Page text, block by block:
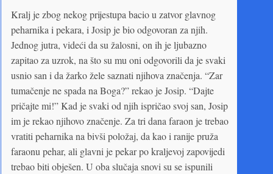
Kralj je zbog nekog prijestupa bacio u zatvor glavnog
peharnika i pekara, i Josip je bio odgovoran za njih.
Jednog jutra, videći da su žalosni, on ih je ljubazno
zapitao za uzrok, na što su mu oni odgovorili da je svaki
usnio san i da žarko žele saznati njihova značenja. “Zar
tumačenje ne spada na Boga?” rekao je Josip. “Dajte
pričajte mi!” Kad je svaki od njih ispričao svoj san, Josip
im je rekao njihovo značenje. Za tri dana faraon je trebao
vratiti peharnika na bivši položaj, da kao i ranije pruža
faraonu pehar, ali glavni je pekar po kraljevoj zapovijedi
trebao biti obješen. U oba slučaja snovi su se ispunili